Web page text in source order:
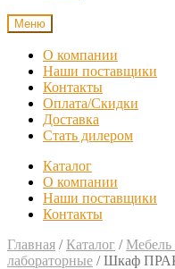
Меню
О компании
Наши поставщики
Контакты
Оплата/Скидки
Доставка
Стать дилером
Каталог
О компании
Наши поставщики
Контакты
Главная / Каталог / Мебель
лабораторные /Шкаф